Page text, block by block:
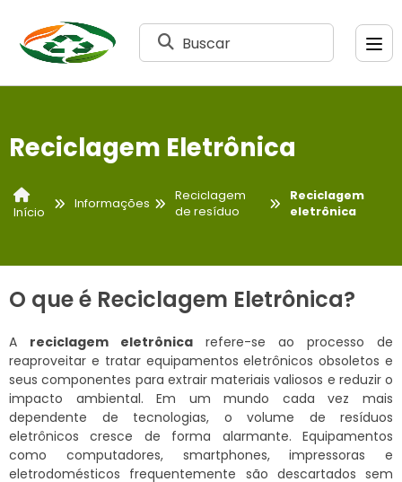
Buscar
Reciclagem Eletrônica
Início
Informações
Reciclagem
de resíduo
Reciclagem
eletrônica
O que é Reciclagem Eletrônica?
A reciclagem eletrônica refere-se ao processo de
reaproveitar e tratar equipamentos eletrônicos obsoletos e
seus componentes para extrair materiais valiosos e reduzir o
impacto ambiental. Em um mundo cada vez mais
dependente de tecnologias, o volume de resíduos
eletrônicos cresce de forma alarmante. Equipamentos
como computadores, smartphones, impressoras e
eletrodomésticos frequentemente são descartados sem